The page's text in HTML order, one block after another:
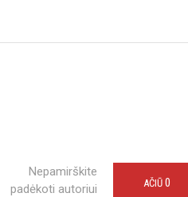
Nepamirškite
padėkoti autoriui
AČIŪ 0